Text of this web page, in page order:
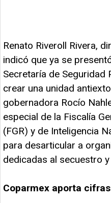
Renato Riveroll Rivera,
indicó que ya se
Secretaría de Seguridad
crear una unidad
gobernadora Rocío
especial de la Fiscalía
(FGR) y de Inteligencia
para desarticular a
dedicadas al secuestro
Coparmex aporta